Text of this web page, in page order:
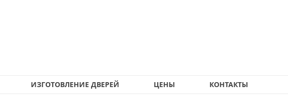
ИЗГОТОВЛЕНИЕ ДВЕРЕЙ ЦЕНЫ КОНТАКТЫ